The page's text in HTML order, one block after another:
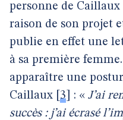
personne de
raison de son projet
publie en effet une
à sa première
apparaître une
Caillaux 3 : « J’ai
succès : j’ai écrasé